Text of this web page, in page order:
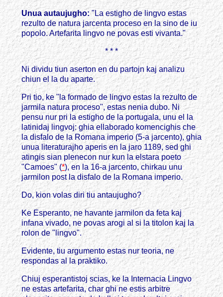
Unua autaujugho:"La estigho de lingvo estas
rezulto de natura jarcenta proceso en la sino de iu
popolo. Artefarita lingvo ne povas esti vivanta."
* * *
Ni dividu tiun aserton en du partojn kaj analizu
chiun el la du aparte.
Pri tio, ke "la formado de lingvo estas la rezulto de
jarmila natura proceso", estas nenia dubo. Ni
pensu nur pri la estigho de la portugala, unu el la
latinidaj lingvoj: ghia ellaborado komencighis che
la disfalo de la Romana imperio (5-a jarcento), ghia
unua literaturajho aperis en la jaro 1189, sed ghi
atingis sian plenecon nur kun la elstara poeto
"Camoes" (*), en la 16-a jarcento, chirkau unu
jarmilon post la disfalo de la Romana imperio.
Do, kion volas diri tiu antaujugho?
Ke Esperanto, ne havante jarmilon da feta kaj
infana vivado, ne povas arogi al si la titolon kaj la
rolon de "lingvo".
Evidente, tiu argumento estas nur teoria, ne
respondas al la praktiko.
Chiuj esperantistoj scias, ke la Internacia Lingvo
ne estas artefarita, char ghi ne estis arbitre